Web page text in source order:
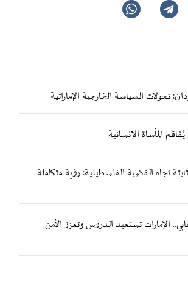
تحولات السياسة الخارجية الإماراتية
المأساة الإنسانية
تجاه القضية الفلسطينية: رؤية متكاملة
الإمارات تستعيد الدروس وتعزز الأمن